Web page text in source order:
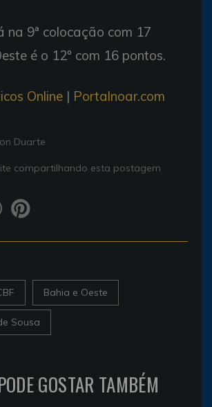
na 9ª colocação com 17
é o 12º com 16 pontos.
Online | Portalnoar.com
Duarte
compartilhando esta postagem
Bahia e Oeste
Sousa
GOSTAR TAMBÉM